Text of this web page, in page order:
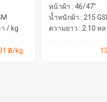
/ kg
฿/kg
หน้าผ้า : 46/47"
น้ำหนักผ้า : 215
ความยาว : 2.10 ห